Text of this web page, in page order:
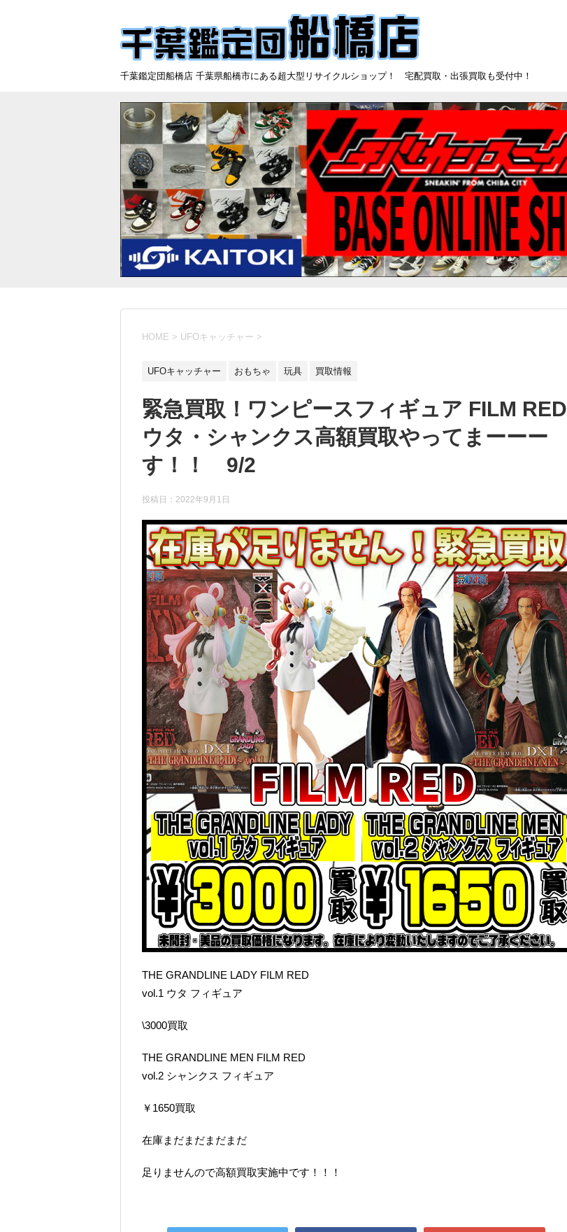
千葉鑑定団船橋店 千葉県船橋市にある超大型リサイクルショップ！ 宅配買取・出張買取も受付中！
HOME > UFOキャッチャー >
UFOキャッチャー おもちゃ 玩具 買取情報
緊急買取！ワンピースフィギュア FILM RED
ウタ・シャンクス高額買取やってまーーー
す！！ 9/2
投稿日： 2022年9月1日
THE GRANDLINE LADY FILM RED
vol.1 ウタ フィギュア
\3000買取
THE GRANDLINE MEN FILM RED
vol.2 シャンクス フィギュア
￥1650買取
在庫まだまだまだまだ
足りませんので高額買取実施中です！！！